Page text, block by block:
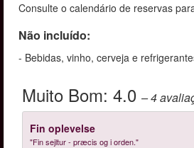
Consulte o calendário de reservas
Não incluído:
- Bebidas, vinho, cerveja e
Muito Bom: 4.0 – 4
Fin oplevelse
"Fin sejltur - præcis og i orden."